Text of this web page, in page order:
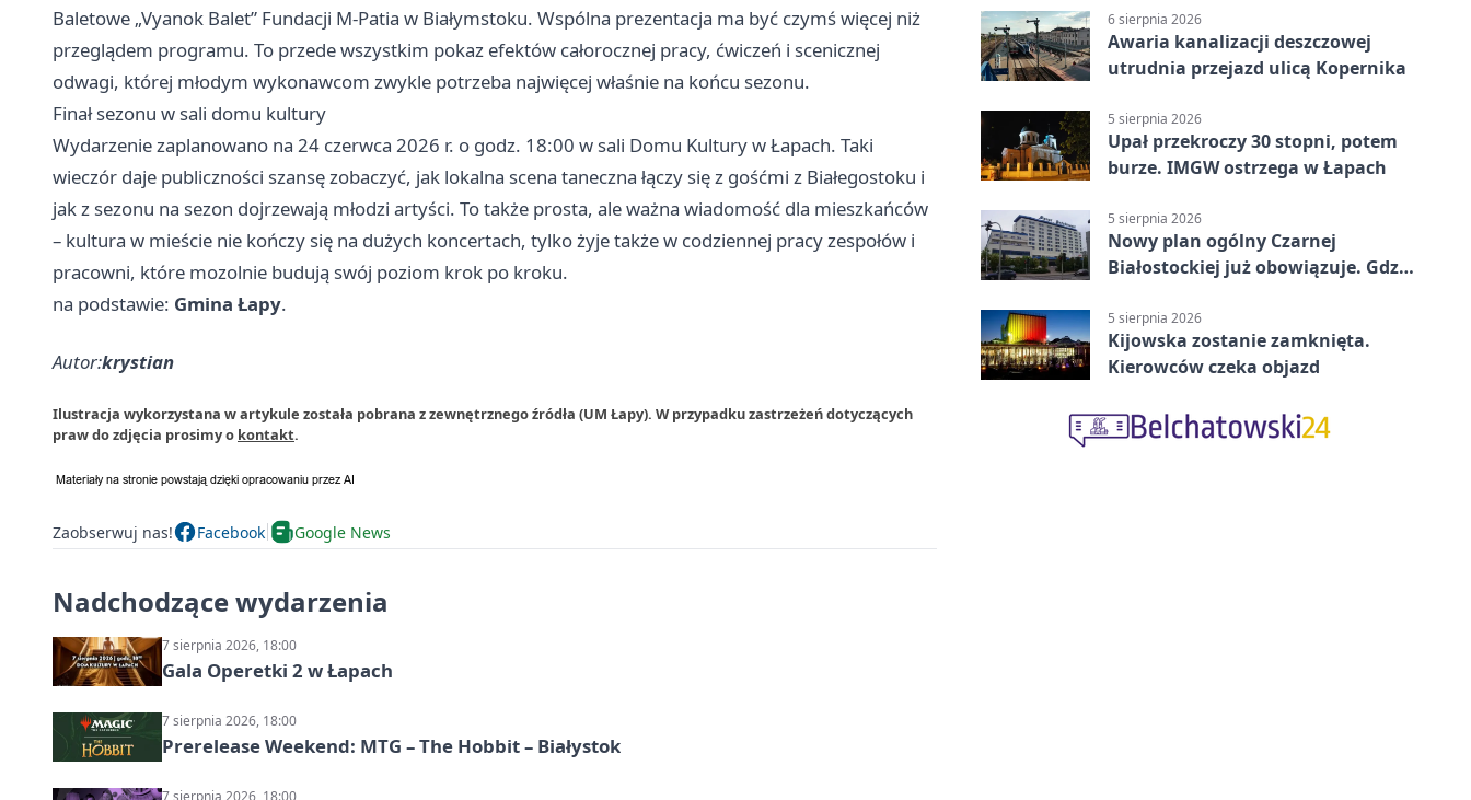
Baletowe „Vyanok Balet” Fundacji M-Patia w Białymstoku. Wspólna prezentacja ma być czymś więcej niż
przeglądem programu. To przede wszystkim pokaz efektów całorocznej pracy, ćwiczeń i scenicznej
odwagi, której młodym wykonawcom zwykle potrzeba najwięcej właśnie na końcu sezonu.
Finał sezonu w sali domu kultury
Wydarzenie zaplanowano na 24 czerwca 2026 r. o godz. 18:00 w sali Domu Kultury w Łapach. Taki
wieczór daje publiczności szansę zobaczyć, jak lokalna scena taneczna łączy się z gośćmi z Białegostoku i
jak z sezonu na sezon dojrzewają młodzi artyści. To także prosta, ale ważna wiadomość dla mieszkańców
– kultura w mieście nie kończy się na dużych koncertach, tylko żyje także w codziennej pracy zespołów i
pracowni, które mozolnie budują swój poziom krok po kroku.
na podstawie: Gmina Łapy.
Autor:krystian
Ilustracja wykorzystana w artykule została pobrana z zewnętrznego źródła (UM Łapy). W przypadku zastrzeżeń dotyczących
praw do zdjęcia prosimy o kontakt.
Zaobserwuj nas! Facebook Google News
Nadchodzące wydarzenia
7 sierpnia 2026, 18:00
Gala Operetki 2 w Łapach
7 sierpnia 2026, 18:00
Prerelease Weekend: MTG – The Hobbit – Białystok
7 sierpnia 2026, 18:00
6 sierpnia 2026
Awaria kanalizacji deszczowej
utrudnia przejazd ulicą Kopernika
5 sierpnia 2026
Upał przekroczy 30 stopni, potem
burze. IMGW ostrzega w Łapach
5 sierpnia 2026
Nowy plan ogólny Czarnej
Białostockiej już obowiązuje. Gdzie
5 sierpnia 2026
Kijowska zostanie zamknięta.
Kierowców czeka objazd